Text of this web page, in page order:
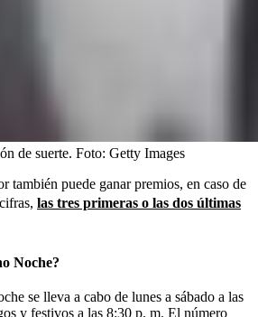
de suerte. Foto: Getty Images
también puede ganar premios, en caso de
las tres primeras o las dos últimas
Noche?
se lleva a cabo de lunes a sábado a las
y festivos a las 8:30 p. m. El número